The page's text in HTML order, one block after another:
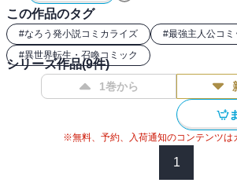
この作品のタグ
#なろう発小説コミカライズ #最強主人公コミ
#異世界転生・召喚コミック
シリーズ作品(9件)
1巻から
※無料、予約、入荷通知のコンテンツは
1